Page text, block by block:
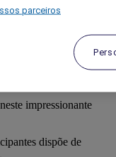
arcade, uma área de
impressionante
dispõe de
parceiros